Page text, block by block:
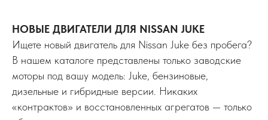
НОВЫЕ ДВИГАТЕЛИ ДЛЯ NISSAN JUKE
Ищете новый двигатель для Nissan Juke без пробега?
В нашем каталоге представлены только заводские
моторы под вашу модель: Juke, бензиновые,
дизельные и гибридные версии. Никаких
«контрактов» и восстановленных агрегатов — только